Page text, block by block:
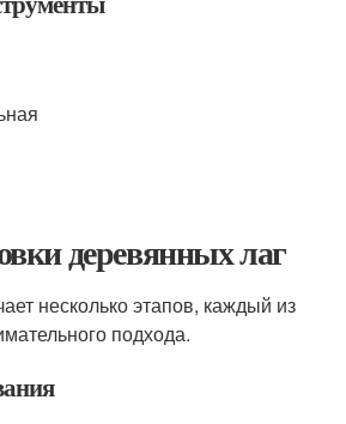
деревянных лаг
несколько этапов, каждый из
подхода.